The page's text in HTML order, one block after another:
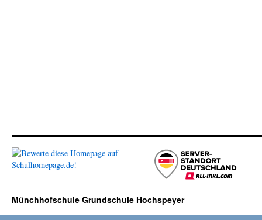
Münchhofschule Grundschule Hochspeyer